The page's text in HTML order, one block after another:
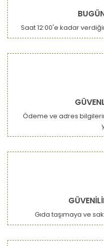
Saat 12:00'e kadar
Ödeme ve adres
Gıda taşımaya ve